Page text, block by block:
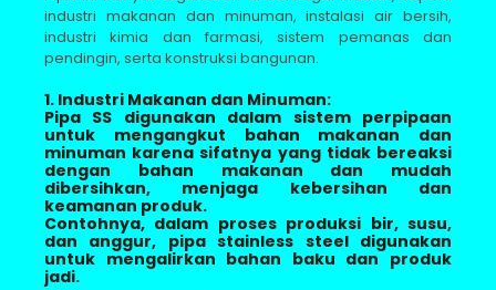
industri makanan dan minuman, instalasi air bersih,
industri kimia dan farmasi, sistem pemanas dan
pendingin, serta konstruksi bangunan.
1. Industri Makanan dan Minuman:
Pipa SS digunakan dalam sistem perpipaan
untuk mengangkut bahan makanan dan
minuman karena sifatnya yang tidak bereaksi
dengan bahan makanan dan mudah
dibersihkan, menjaga kebersihan dan
keamanan produk.
Contohnya, dalam proses produksi bir, susu,
dan anggur, pipa stainless steel digunakan
untuk mengalirkan bahan baku dan produk
jadi.